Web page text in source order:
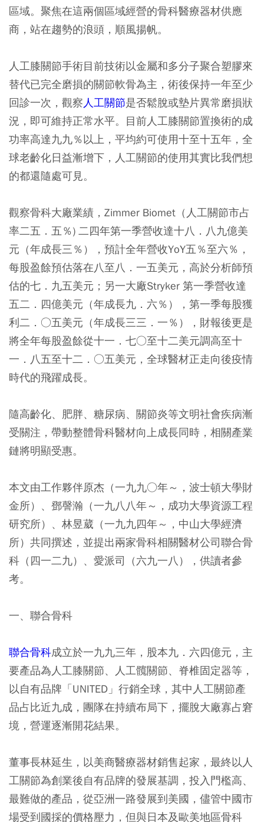
區域。聚焦在這兩個區域經營的骨科醫療器材供應
商，站在趨勢的浪頭，順風揚帆。
人工膝關節手術目前技術以金屬和多分子聚合塑膠來
替代已完全磨損的關節軟骨為主，術後保持一年至少
回診一次，觀察人工關節是否鬆脫或墊片異常磨損狀
況，即可維持正常水平。目前人工膝關節置換術的成
功率高達九九％以上，平均約可使用十至十五年，全
球老齡化日益漸增下，人工關節的使用其實比我們想
的都還隨處可見。
觀察骨科大廠業績，Zimmer Biomet（人工關節市占
率二五．五％) 二四年第一季營收達十八．八九億美
元（年成長三％），預計全年營收YoY五％至六％，
每股盈餘預估落在八至八．一五美元，高於分析師預
估的七．九五美元；另一大廠Stryker 第一季營收達
五二．四億美元（年成長九．六％），第一季每股獲
利二．○五美元（年成長三三．一％），財報後更是
將全年每股盈餘從十一．七○至十二美元調高至十
一．八五至十二．○五美元，全球醫材正走向後疫情
時代的飛躍成長。
隨高齡化、肥胖、糖尿病、關節炎等文明社會疾病漸
受關注，帶動整體骨科醫材向上成長同時，相關產業
鏈將明顯受惠。
本文由工作夥伴原杰（一九九○年～，波士頓大學財
金所）、鄧謦瀚（一九八八年～，成功大學資源工程
研究所）、林昱葳（一九九四年～，中山大學經濟
所）共同撰述，並提出兩家骨科相關醫材公司聯合骨
科（四一二九）、愛派司（六九一八），供讀者參
考。
一、聯合骨科
聯合骨科成立於一九九三年，股本九．六四億元，主
要產品為人工膝關節、人工髖關節、脊椎固定器等，
以自有品牌「UNITED」行銷全球，其中人工關節產
品占比近九成，團隊在持續布局下，擺脫大廠寡占窘
境，營運逐漸開花結果。
董事長林延生，以美商醫療器材銷售起家，最終以人
工關節為創業後自有品牌的發展基調，投入門檻高、
最難做的產品，從亞洲一路發展到美國，儘管中國市
場受到國採的價格壓力，但與日本及歐美地區骨科